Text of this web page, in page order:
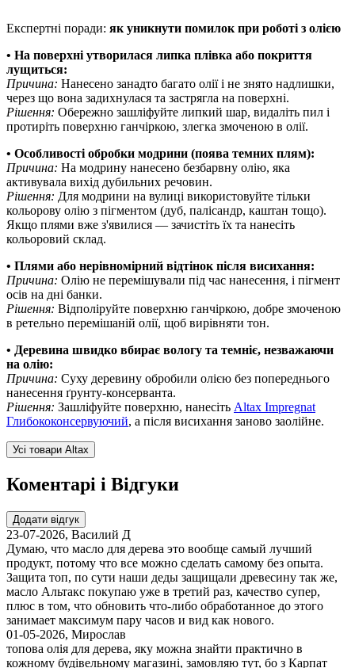
Експертні поради: як уникнути помилок при роботі з олією
• На поверхні утворилася липка плівка або покриття
лущиться:
Причина: Нанесено занадто багато олії і не знято надлишки,
через що вона задихнулася та застрягла на поверхні.
Рішення: Обережно зашліфуйте липкий шар, видаліть пил і
протиріть поверхню ганчіркою, злегка змоченою в олії.
• Особливості обробки модрини (поява темних плям):
Причина: На модрину нанесено безбарвну олію, яка
активувала вихід дубильних речовин.
Рішення: Для модрини на вулиці використовуйте тільки
кольорову олію з пігментом (дуб, палісандр, каштан тощо).
Якщо плями вже з'явилися — зачистіть їх та нанесіть
кольоровий склад.
• Плями або нерівномірний відтінок після висихання:
Причина: Олію не перемішували під час нанесення, і пігмент
осів на дні банки.
Рішення: Відполіруйте поверхню ганчіркою, добре змоченою
в ретельно перемішаній олії, щоб вирівняти тон.
• Деревина швидко вбирає вологу та темніє, незважаючи
на олію:
Причина: Суху деревину обробили олією без попереднього
нанесення ґрунту-консерванта.
Рішення: Зашліфуйте поверхню, нанесіть Altax Impregnat
Глибококонсервуючий, а після висихання заново заолійне.
Усі товари Altax
Коментарі і Відгуки
Додати відгук
23-07-2026, Василий Д
Думаю, что масло для дерева это вообще самый лучший
продукт, потому что все можно сделать самому без опыта.
Защита топ, по сути наши деды защищали древесину так же,
масло Альтакс покупаю уже в третий раз, качество супер,
плюс в том, что обновить что-либо обработанное до этого
занимает максимум пару часов и вид как нового.
01-05-2026, Мирослав
топова олія для дерева, яку можна знайти практично в
кожному будівельному магазині, замовляю тут, бо з Карпат